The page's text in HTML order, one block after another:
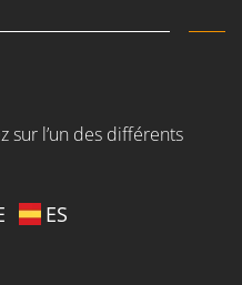
sur l’un des différents
ES